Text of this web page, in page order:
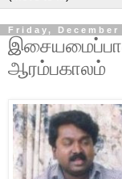
Friday, December
ஆரம்பகாலம்